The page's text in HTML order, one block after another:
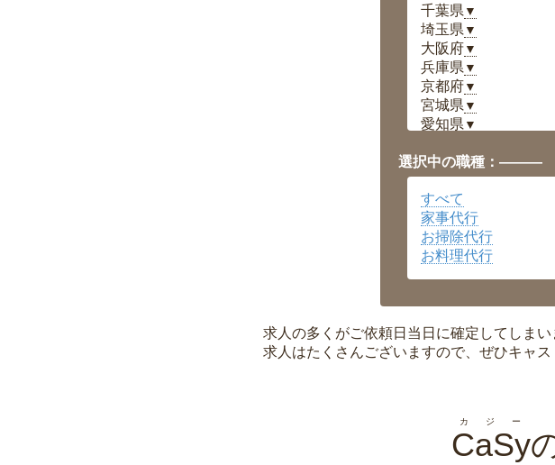
千葉県 ▼
埼玉県 ▼
大阪府▼
兵庫県 ▼
京都府▼
宮城県 ▼
愛知県 ▼
岡山県▼
広島県▼
沖縄県
選択中の職種：———
すべて
家事代行
お掃除代行
お料理代行
求人の多くがご依頼日当日に確定してしま
求人はたくさんございますので、ぜひキャス
CaSy
カジー